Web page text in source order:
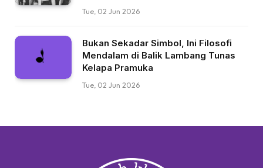
Tue, 02 Jun 2026
Bukan Sekadar Simbol, Ini Filosofi
Mendalam di Balik Lambang Tunas
Kelapa Pramuka
Tue, 02 Jun 2026